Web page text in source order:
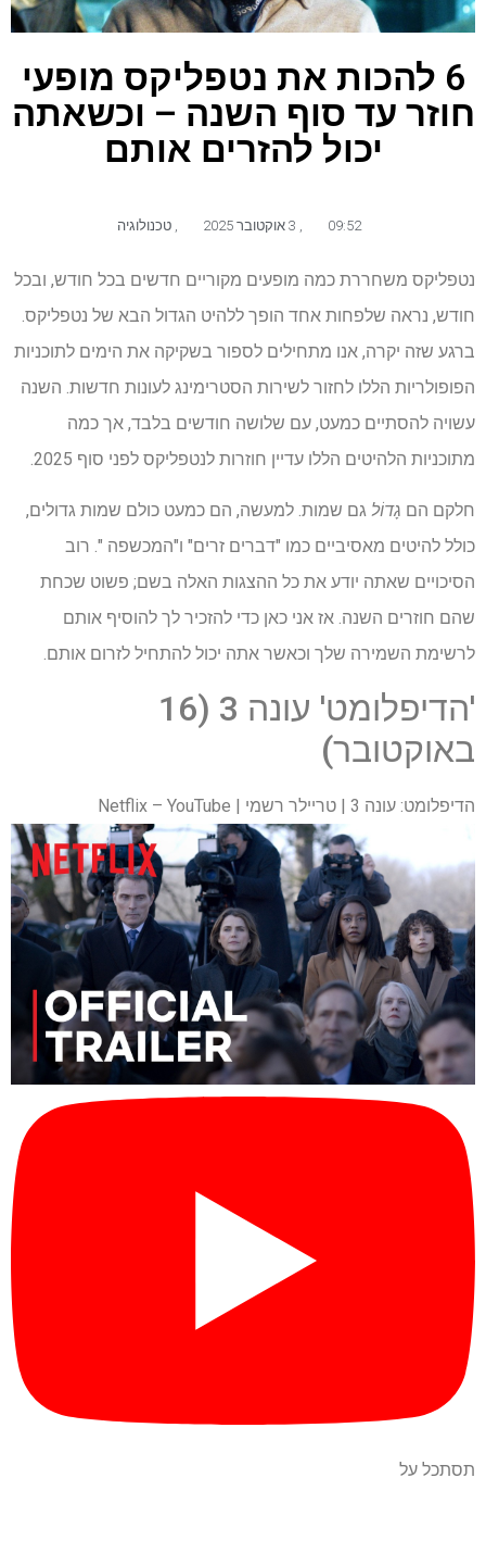
6 להכות את נטפליקס מופעי
חוזר עד סוף השנה – וכשאתה
יכול להזרים אותם
09:52 טכנולוגיה
נטפליקס משחררת כמה מופעים מקוריים חדשים בכל חודש, ובכל
חודש, נראה שלפחות אחד הופך ללהיט הגדול הבא של נטפליקס.
ברגע שזה יקרה, אנו מתחילים לספור בשקיקה את הימים לתוכניות
הפופולריות הללו לחזור לשירות הסטרימינג לעונות חדשות. השנה
עשויה להסתיים כמעט, עם שלושה חודשים בלבד, אך כמה
מתוכניות הלהיטים הללו עדיין חוזרות לנטפליקס לפני סוף 2025.
חלקם הם גָדוֹל גם שמות. למעשה, הם כמעט כולם שמות גדולים,
כולל להיטים מאסיביים כמו "דברים זרים" ו"המכשפה ". רוב
הסיכויים שאתה יודע את כל ההצגות האלה בשם; פשוט שכחת
שהם חוזרים השנה. אז אני כאן כדי להזכיר לך להוסיף אותם
לרשימת השמירה שלך וכאשר אתה יכול להתחיל לזרום אותם.
'הדיפלומט' עונה 3 (16
באוקטובר)
הדיפלומט: עונה 3 | טריילר רשמי | Netflix – YouTube
תסתכל על